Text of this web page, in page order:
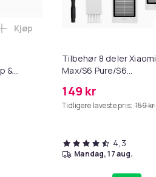
&
Legg K18 Airwash Dry
Kjøp
Tilbehør 8 deler
Max/S6 Pure/S6
149 kr
Tidligere laveste pris: 159 kr
4,3
mandag, 17 aug.